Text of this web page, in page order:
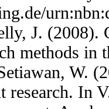
J. (2008).
methods
W.
research. In